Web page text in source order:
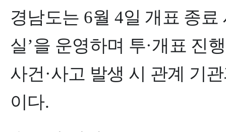
경남도는 6월 4일 개표 종
실’을 운영하며 투·개표 진
사건 ·사고 발생 시 관계 기
이다.